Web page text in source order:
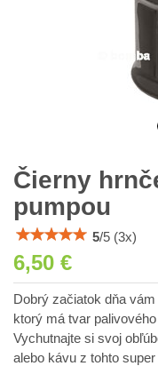
Čierny
pumpou
5/5 (3x)
6,50 €
Dobrý začiatok dňa
ktorý má tvar
Vychutnajte si svoj
alebo kávu z tohto